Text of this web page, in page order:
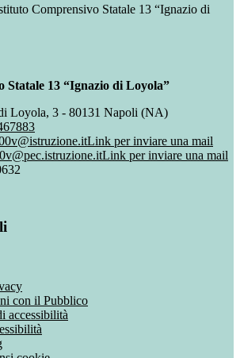
Comprensivo Statale 13 “Ignazio di
Statale 13 “Ignazio di Loyola”
Loyola, 3 - 80131 Napoli (NA)
Link per inviare una mail
Link per inviare una mail
con il Pubblico
accessibilità